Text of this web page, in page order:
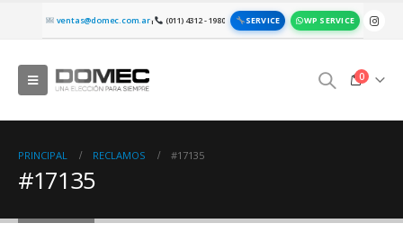
ventas@domec.com.ar| (011) 4312 - 1980 SERVICE WP SERVICE
0
PRINCIPAL RECLAMOS #17135
#17135